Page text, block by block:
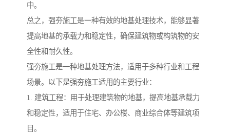
中。
总之，强夯施工是一种有效的地基处理技术，能够显著
提高地基的承载力和稳定性，确保建筑物或构筑物的安
全性和耐久性。
强夯施工是一种地基处理方法，适用于多种行业和工程
场景。以下是强夯施工适用的主要行业：
1. 建筑工程：用于处理建筑物的地基，提高地基承载力
和稳定性，适用于住宅、办公楼、商业综合体等建筑项
目。